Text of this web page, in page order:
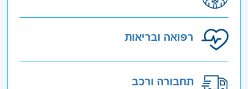
רפואה ובריאות
תחבורה ורכב